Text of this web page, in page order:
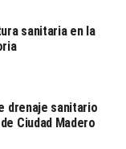
en Sexualidad
sanitaria en la
drenaje sanitario
Ciudad Madero